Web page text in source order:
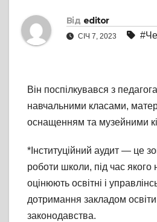
Від editor
СІЧ 7, 2023
Він поспілкувався з
навчальними класами,
оснащенням та музейними
*Інституційний аудит — це
роботи школи, під час якого
оцінюють освітні і
дотримання закладом
законодавства.